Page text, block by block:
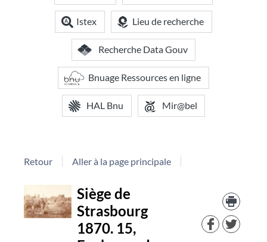
Istex Lieu de recherche
Recherche Data Gouv
Bnuage Ressources en ligne
HAL Bnu Mir@bel
Retour Aller à la page principale
Détail
document
Siège de
Strasbourg
1870. 15,